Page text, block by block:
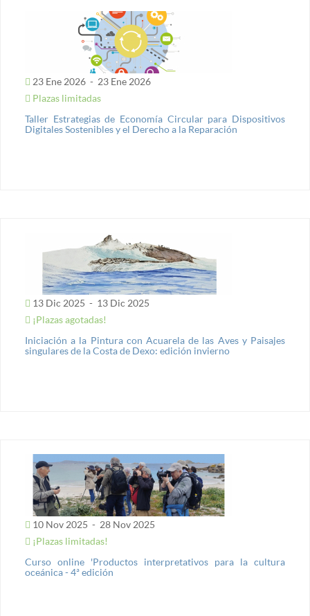
23 Ene 2026 - 23 Ene 2026
Plazas limitadas
Taller Estrategias de Economía Circular para Dispositivos
Digitales Sostenibles y el Derecho a la Reparación
13 Dic 2025 - 13 Dic 2025
¡Plazas agotadas!
Iniciación a la Pintura con Acuarela de las Aves y Paisajes
singulares de la Costa de Dexo: edición invierno
10 Nov 2025 - 28 Nov 2025
¡Plazas limitadas!
Curso online 'Productos interpretativos para la cultura
oceánica - 4ª edición